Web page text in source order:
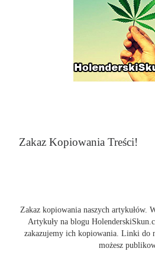
Zakaz Kopiowania Treści!
Zakaz kopiowania naszych artykułów.
Artykuły na blogu
zakazujemy ich kopiowania. Linki do
możesz